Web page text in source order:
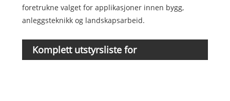
foretrukne valget for applikasjoner innen bygg,
anleggsteknikk og landskapsarbeid.
Komplett utstyrsliste for